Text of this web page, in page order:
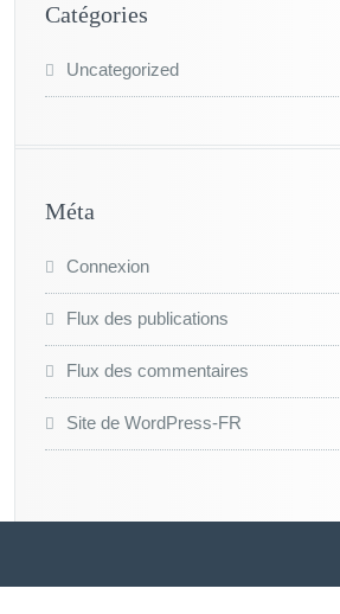
Catégories
Uncategorized
Méta
Connexion
Flux des publications
Flux des commentaires
Site de WordPress-FR